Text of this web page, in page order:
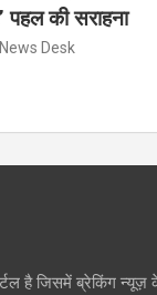
पहल की सराहना
News Desk
है जिसमें ब्रेकिंग न्यूज़